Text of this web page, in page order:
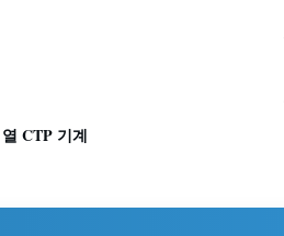
열 CTP 기계